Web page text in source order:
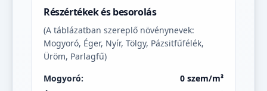
Részértékek és besorolás
(A táblázatban szereplő növénynevek:
Mogyoró, Éger, Nyír, Tölgy, Pázsitfűfélék,
Üröm, Parlagfű)
Mogyoró:
0 szem/m³